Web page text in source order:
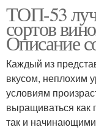
ТОП-53
сортов
Описание
Каждый из
вкусом, неплохим
условиям
выращиваться
так и